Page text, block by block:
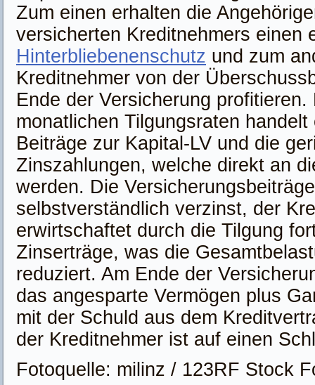
Zum einen erhalten die
versicherten Kreditnehmers einen
Hinterbliebenenschutz und zum
Kreditnehmer von der
Ende der Versicherung profitieren.
monatlichen Tilgungsraten
Beiträge zur Kapital-LV und die
Zinszahlungen, welche direkt an
werden. Die
selbstverständlich verzinst, der
erwirtschaftet durch die Tilgung
Zinserträge, was die
reduziert. Am Ende der
das angesparte Vermögen plus
mit der Schuld aus dem
der Kreditnehmer ist auf einen
Fotoquelle: milinz / 123RF Stock